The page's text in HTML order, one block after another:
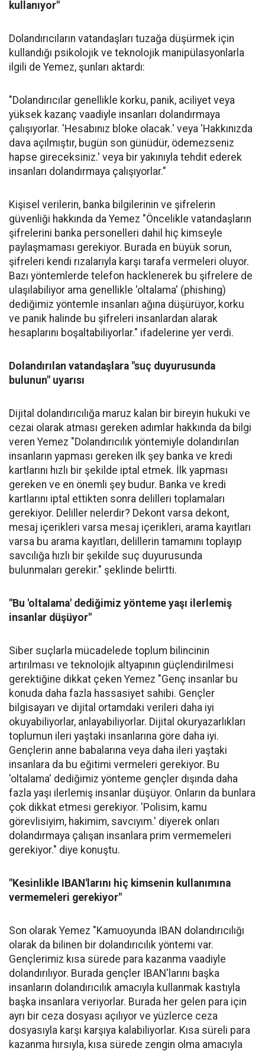
kullanıyor"
Dolandırıcıların vatandaşları tuzağa düşürmek için
kullandığı psikolojik ve teknolojik manipülasyonlarla
ilgili de Yemez, şunları aktardı:
"Dolandırıcılar genellikle korku, panik, aciliyet veya
yüksek kazanç vaadiyle insanları dolandırmaya
çalışıyorlar. 'Hesabınız bloke olacak.' veya 'Hakkınızda
dava açılmıştır, bugün son günüdür, ödemezseniz
hapse gireceksiniz.' veya bir yakınıyla tehdit ederek
insanları dolandırmaya çalışıyorlar."
Kişisel verilerin, banka bilgilerinin ve şifrelerin
güvenliği hakkında da Yemez "Öncelikle vatandaşların
şifrelerini banka personelleri dahil hiç kimseyle
paylaşmaması gerekiyor. Burada en büyük sorun,
şifreleri kendi rızalarıyla karşı tarafa vermeleri oluyor.
Bazı yöntemlerde telefon hacklenerek bu şifrelere de
ulaşılabiliyor ama genellikle 'oltalama' (phishing)
dediğimiz yöntemle insanları ağına düşürüyor, korku
ve panik halinde bu şifreleri insanlardan alarak
hesaplarını boşaltabiliyorlar." ifadelerine yer verdi.
Dolandırılan vatandaşlara "suç duyurusunda
bulunun" uyarısı
Dijital dolandırıcılığa maruz kalan bir bireyin hukuki ve
cezai olarak atması gereken adımlar hakkında da bilgi
veren Yemez "Dolandırıcılık yöntemiyle dolandırılan
insanların yapması gereken ilk şey banka ve kredi
kartlarını hızlı bir şekilde iptal etmek. İlk yapması
gereken ve en önemli şey budur. Banka ve kredi
kartlarını iptal ettikten sonra delilleri toplamaları
gerekiyor. Deliller nelerdir? Dekont varsa dekont,
mesaj içerikleri varsa mesaj içerikleri, arama kayıtları
varsa bu arama kayıtları, delillerin tamamını toplayıp
savcılığa hızlı bir şekilde suç duyurusunda
bulunmaları gerekir." şeklinde belirtti.
"Bu 'oltalama' dediğimiz yönteme yaşı ilerlemiş
insanlar düşüyor"
Siber suçlarla mücadelede toplum bilincinin
artırılması ve teknolojik altyapının güçlendirilmesi
gerektiğine dikkat çeken Yemez "Genç insanlar bu
konuda daha fazla hassasiyet sahibi. Gençler
bilgisayarı ve dijital ortamdaki verileri daha iyi
okuyabiliyorlar, anlayabiliyorlar. Dijital okuryazarlıkları
toplumun ileri yaştaki insanlarına göre daha iyi.
Gençlerin anne babalarına veya daha ileri yaştaki
insanlara da bu eğitimi vermeleri gerekiyor. Bu
'oltalama' dediğimiz yönteme gençler dışında daha
fazla yaşı ilerlemiş insanlar düşüyor. Onların da bunlara
çok dikkat etmesi gerekiyor. 'Polisim, kamu
görevlisiyim, hakimim, savcıyım.' diyerek onları
dolandırmaya çalışan insanlara prim vermemeleri
gerekiyor." diye konuştu.
"Kesinlikle IBAN'larını hiç kimsenin kullanımına
vermemeleri gerekiyor"
Son olarak Yemez "Kamuoyunda IBAN dolandırıcılığı
olarak da bilinen bir dolandırıcılık yöntemi var.
Gençlerimiz kısa sürede para kazanma vaadiyle
dolandırılıyor. Burada gençler IBAN'larını başka
insanların dolandırıcılık amacıyla kullanmak kastıyla
başka insanlara veriyorlar. Burada her gelen para için
ayrı bir ceza dosyası açılıyor ve yüzlerce ceza
dosyasıyla karşı karşıya kalabiliyorlar. Kısa süreli para
kazanma hırsıyla, kısa sürede zengin olma amacıyla